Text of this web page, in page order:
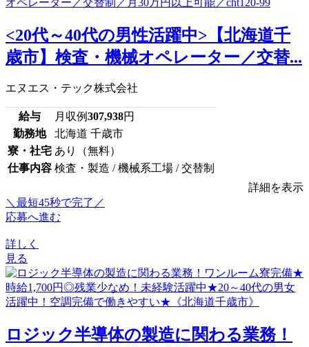
<20代～40代の男性活躍中>【北海道千
歳市】検査・機械オペレーター／交替...
エヌエス・テック株式会社
給与 月収例307,938円
勤務地
北海道 千歳市
寮・社宅 あり（無料）
仕事内容 検査・製造 / 機械系工場 / 交替制
詳細を表示
＼最短45秒で完了／
応募へ進む
詳しく
見る
ロジック半導体の製造に関わる業務！